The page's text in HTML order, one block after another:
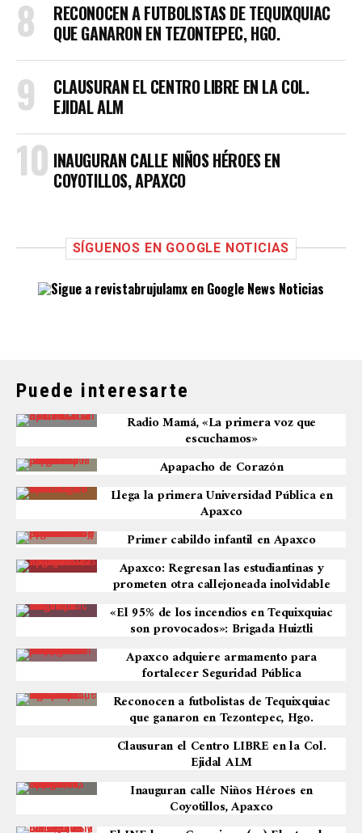
RECONOCEN A FUTBOLISTAS DE TEQUIXQUIAC
QUE GANARON EN TEZONTEPEC, HGO.
CLAUSURAN EL CENTRO LIBRE EN LA COL.
EJIDAL ALM
INAUGURAN CALLE NIÑOS HÉROES EN
COYOTILLOS, APAXCO
SÍGUENOS EN GOOGLE NOTICIAS
Puede interesarte
Radio Mamá, «La primera voz que
escuchamos»
Apapacho de Corazón
Llega la primera Universidad Pública en
Apaxco
Primer cabildo infantil en Apaxco
Apaxco: Regresan las estudiantinas y
prometen otra callejoneada inolvidable
«El 95% de los incendios en Tequixquiac
son provocados»: Brigada Huiztli
Apaxco adquiere armamento para
fortalecer Seguridad Pública
Reconocen a futbolistas de Tequixquiac
que ganaron en Tezontepec, Hgo.
Clausuran el Centro LIBRE en la Col.
Ejidal ALM
Inauguran calle Niños Héroes en
Coyotillos, Apaxco